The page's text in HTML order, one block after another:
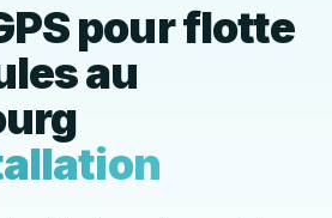
pour flotte
au